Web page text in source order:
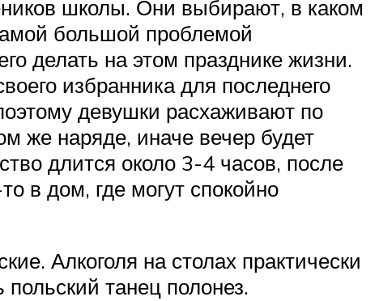
школы. Они выбирают, в каком
большой проблемой
делать на этом празднике жизни.
избранника для последнего
девушки расхаживают по
же наряде, иначе вечер будет
длится около 3-4 часов, после
в дом, где могут спокойно
Алкоголя на столах практически
танец полонез.